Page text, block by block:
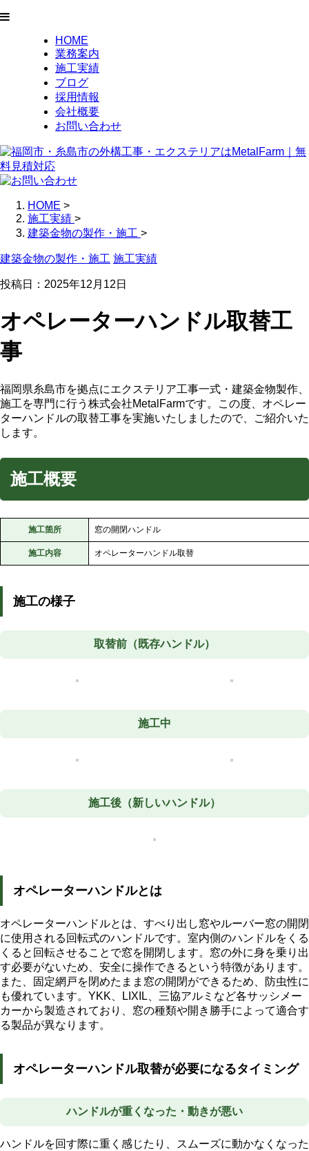
HOME
業務案内
施工実績
ブログ
採用情報
会社概要
お問い合わせ
HOME >
施工実績 >
建築金物の製作・施工 >
建築金物の製作・施工 施工実績
投稿日：2025年12月12日
オペレーターハンドル取替工
事
福岡県糸島市を拠点にエクステリア工事一式・建築金物製作、
施工を専門に行う株式会社MetalFarmです。この度、オペレー
ターハンドルの取替工事を実施いたしましたので、ご紹介いた
します。
施工概要
施工箇所 窓の開閉ハンドル
施工内容 オペレーターハンドル取替
施工の様子
取替前（既存ハンドル）
施工中
施工後（新しいハンドル）
オペレーターハンドルとは
オペレーターハンドルとは、すべり出し窓やルーバー窓の開閉
に使用される回転式のハンドルです。室内側のハンドルをくる
くると回転させることで窓を開閉します。窓の外に身を乗り出
す必要がないため、安全に操作できるという特徴があります。
また、固定網戸を閉めたまま窓の開閉ができるため、防虫性に
も優れています。YKK、LIXIL、三協アルミなど各サッシメー
カーから製造されており、窓の種類や開き勝手によって適合す
る製品が異なります。
オペレーターハンドル取替が必要になるタイミング
ハンドルが重くなった・動きが悪い
ハンドルを回す際に重く感じたり、スムーズに動かなくなった